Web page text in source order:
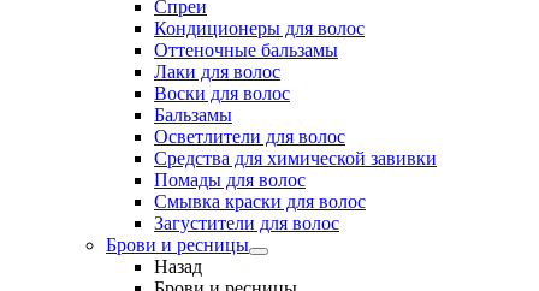
Спреи
Кондиционеры для волос
Оттеночные бальзамы
Лаки для волос
Воски для волос
Бальзамы
Осветлители для волос
Средства для химической завивки
Помады для волос
Смывка краски для волос
Загустители для волос
Брови и ресницы
Назад